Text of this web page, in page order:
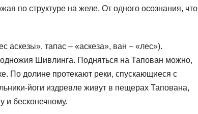
по структуре на желе. От одного осознания, что
аскезы», тапас – «аскеза», ван – «лес»).
Шивлинга. Подняться на Тапован можно,
По долине протекают реки, спускающиеся с
йоги издревле живут в пещерах Тапована,
и бесконечному.